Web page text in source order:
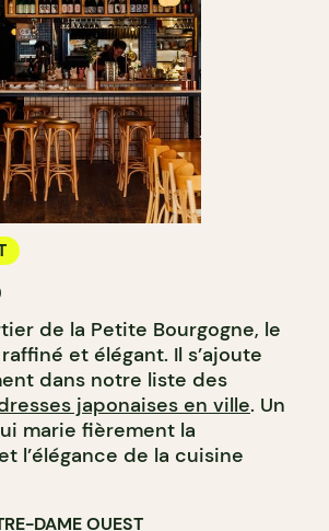
de la Petite Bourgogne, le
et élégant. Il s’ajoute
dans notre liste des
japonaises en ville. Un
marie fièrement la
l’élégance de la cuisine
DAME OUEST